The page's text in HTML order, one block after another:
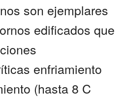
son ejemplares
edificados que
enfriamiento
(hasta 8 C